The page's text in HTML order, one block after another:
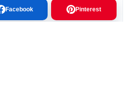
Facebook Pinterest